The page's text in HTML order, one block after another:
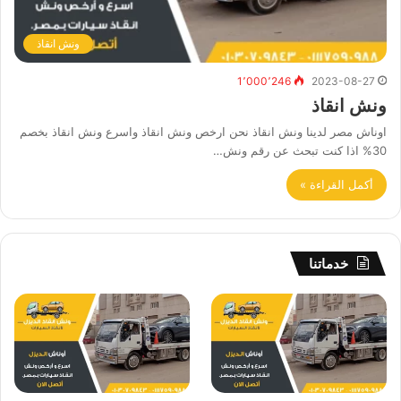
ونش انقاذ
2023-08-27 1٬000٬246
ونش انقاذ
اوناش مصر لدينا ونش انقاذ نحن ارخص ونش انقاذ واسرع ونش انقاذ بخصم
30% اذا كنت تبحث عن رقم ونش…
أكمل القراءة »
خدماتنا